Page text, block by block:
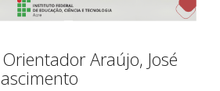
Araújo, José